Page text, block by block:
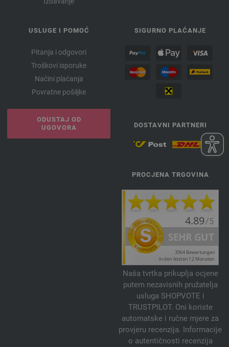
USLUGE I POMOĆ
Pitanja i odgovori
Troškovi isporuke
Načini plaćanja
Povratne pošiljke
ODUSTAJ OD
UGOVORA
SIGURNO PLAĆANJE
DOSTAVNI PARTNERI
PROCJENA TRGOVINA
Naša tvrtka prikuplja ocjene
putem nezavisnih pružatelja
usluga SHOPVOTE i
TRUSTPILOT. Oni koriste
automatske i ručne mjere za
provjeru recenzija. Informacije
o autentičnosti recenzija